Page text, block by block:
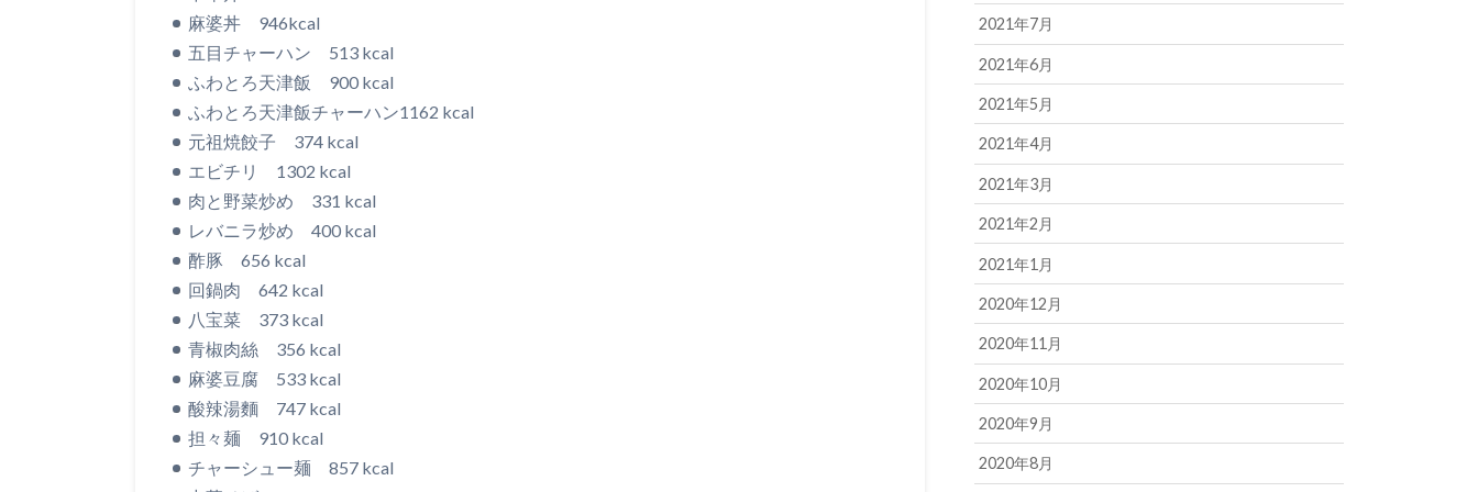
麻婆丼 946kcal
五目チャーハン 513 kcal
ふわとろ天津飯 900 kcal
ふわとろ天津飯チャーハン1162 kcal
元祖焼餃子 374 kcal
エビチリ 1302 kcal
肉と野菜炒め 331 kcal
レバニラ炒め 400 kcal
酢豚 656 kcal
回鍋肉 642 kcal
八宝菜 373 kcal
青椒肉絲 356 kcal
麻婆豆腐 533 kcal
酸辣湯麵 747 kcal
担々麺 910 kcal
チャーシュー麺 857 kcal
2021年7月
2021年6月
2021年5月
2021年4月
2021年3月
2021年2月
2021年1月
2020年12月
2020年11月
2020年10月
2020年9月
2020年8月